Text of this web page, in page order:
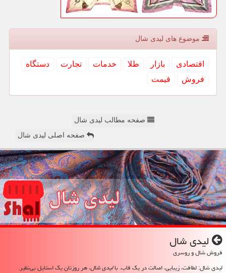
موضوع های لیدی شال
اقتصادی بازار طلا خدمات تجارت
دستگاه
فروش
قیمت
صفحه مطالب لیدی شال
صفحه اصلی لیدی شال
لیدی شال
فروش شال و روسری
لیدی شال: لطافت، زیبایی، اصالت در یک قاب. بالیدی شال، هر روزتان یک استایل بی‌نظیر.